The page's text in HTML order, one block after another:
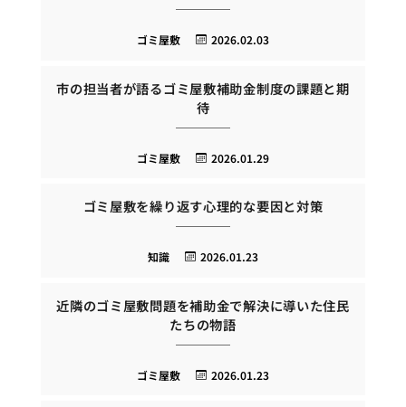
2026.02.03
ゴミ屋敷
市の担当者が語るゴミ屋敷補助金制度の課題と期
待
2026.01.29
ゴミ屋敷
ゴミ屋敷を繰り返す心理的な要因と対策
2026.01.23
知識
近隣のゴミ屋敷問題を補助金で解決に導いた住民
たちの物語
2026.01.23
ゴミ屋敷